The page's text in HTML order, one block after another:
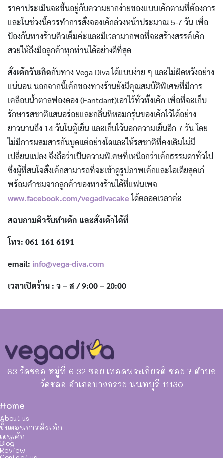
ราคาประเมินจะขึ้นอยู่กับความยากง่ายของแบบเค้กตามที่ต้องการ
และในช่วงนี้ควรทำการสั่งจองเค้กล่วงหน้าประมาณ 5-7 วัน เพื่อ
ป้องกันทางร้านคิวเต็มค่ะและมีเวลามากพอที่จะสร้างสรรค์เค้ก
สวยให้ถึงมือลูกค้าทุกท่านได้อย่างดีที่สุด
สั่งเค้กวันเกิดกับทาง Vega Diva ได้แบบง่าย ๆ และไม่ผิดหวังอย่าง
แน่นอน นอกจากนี้เค้กของทางร้านยังมีคุณสมบัติพิเศษที่มีการ
เคลือบน้ำตาลฟองดอง (Fantdant)เอาไว้ทั่วทั้งเค้ก เพื่อที่จะเก็บ
รักษารสชาติแสนอร่อยและกลิ่นที่หอมกรุ่นของเค้กไว้ได้อย่าง
ยาวนานถึง 14 วันในตู้เย็น และเก็บไว้นอกความเย็นอีก 7 วัน โดย
ไม่มีการผสมสารกันบูดแต่อย่างใดและให้รสชาติที่คงเดิมไม่มี
เปลี่ยนแปลง จึงถือว่าเป็นความพิเศษที่เหนือกว่าเค้กธรรมดาทั่วไป
ซึ่งผู้ที่สนใจสั่งเค้กสามารถที่จะเข้าดูรูปภาพเค้กและไอเดียสุดเก๋
พร้อมคำชมจากลูกค้าของทางร้านได้ที่แฟนเพจ
www.facebook.com/vegadivacakeได้ตลอดเวลาค่ะ
สอบถามคิวรับทำเค้ก และสั่งเค้กได้ที่
โทร: 061 161 6191
email: info@vega-diva.com
เวลาเปิดร้าน : จ – ส / 9:00 – 20:00
63 วัดชลอ หมู่ที่ 6 32 ซอย เทอดพระเกียรติ ซอย 7 ตำบล
วัดชลอ อำเภอบางกรวย นนทบุรี 11130
Home
About us
ขั้นตอนการสั่งเค้ก
เมนูเค้ก
Blog
Review